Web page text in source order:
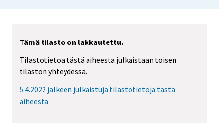
Tämä tilasto on lakkautettu.
Tilastotietoa tästä aiheesta julkaistaan toisen
tilaston yhteydessä.
5.4.2022 jälkeen julkaistuja tilastotietoja tästä
aiheesta